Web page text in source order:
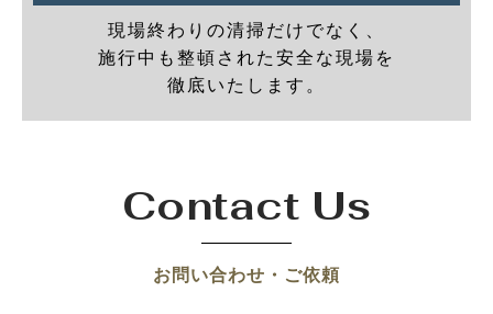
現場終わりの清掃だけでなく、
施行中も整頓された安全な現場を
徹底いたします。
Contact Us
お問い合わせ・ご依頼